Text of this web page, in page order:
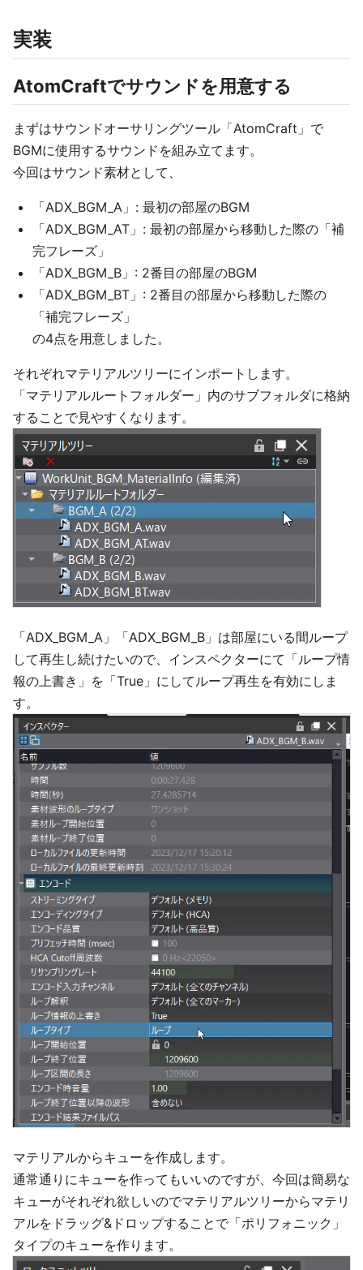
実装
AtomCraftでサウンドを用意する
まずはサウンドオーサリングツール「AtomCraft」で
BGMに使用するサウンドを組み立てます。
今回はサウンド素材として、
「ADX_BGM_A」: 最初の部屋のBGM
「ADX_BGM_AT」: 最初の部屋から移動した際の「補
完フレーズ」
「ADX_BGM_B」: 2番目の部屋のBGM
「ADX_BGM_BT」: 2番目の部屋から移動した際の
「補完フレーズ」
の4点を用意しました。
それぞれマテリアルツリーにインポートします。
「マテリアルルートフォルダー」内のサブフォルダに格納
することで見やすくなります。
「ADX_BGM_A」「ADX_BGM_B」は部屋にいる間ループ
して再生し続けたいので、インスペクターにて「ループ情
報の上書き」を「True」にしてループ再生を有効にしま
す。
マテリアルからキューを作成します。
通常通りにキューを作ってもいいのですが、今回は簡易な
キューがそれぞれ欲しいのでマテリアルツリーからマテリ
アルをドラッグ&ドロップすることで「ポリフォニック」
タイプのキューを作ります。